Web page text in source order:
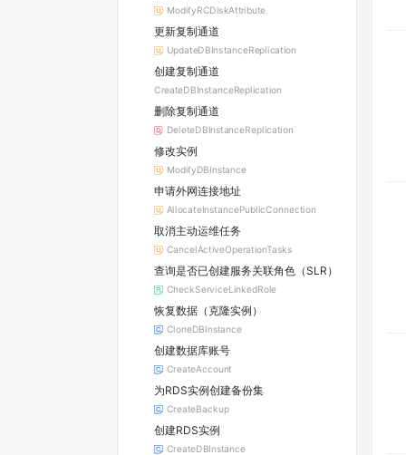
ModifyRCDiskAttribute
更新复制通道
UpdateDBInstanceReplication
创建复制通道
CreateDBInstanceReplication
删除复制通道
DeleteDBInstanceReplication
修改实例
ModifyDBInstance
申请外网连接地址
AllocateInstancePublicConnection
取消主动运维任务
CancelActiveOperationTasks
查询是否已创建服务关联角色（SLR）
CheckServiceLinkedRole
恢复数据（克隆实例）
CloneDBInstance
创建数据库账号
CreateAccount
为RDS实例创建备份集
CreateBackup
创建RDS实例
CreateDBInstance